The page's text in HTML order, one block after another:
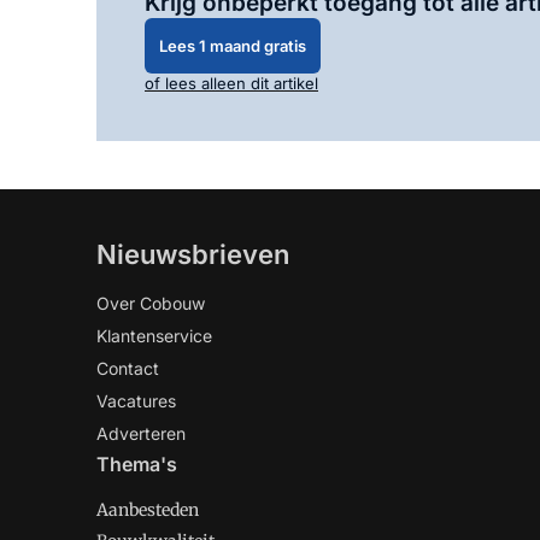
Lees 1 maand gratis
of lees alleen dit artikel
Nieuwsbrieven
Over Cobouw
Klantenservice
Contact
Vacatures
Adverteren
Thema's
Aanbesteden